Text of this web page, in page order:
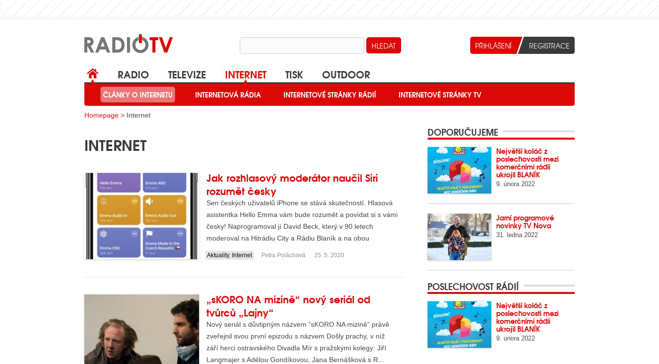
ČLÁNKY O RÁDIÍCH TELEVIZNÍ ČLÁNKY ČLÁNKY O INTERNETU TISKOVÁ SEKCE
RADIO TELEVIZE INTERNET
ČLÁNKY O INTERNETU INTERNETOVÁ RÁDIA INTERNETOVÉ STRÁNKY RÁDIÍ INTERNETOVÉ STRÁNKY TV
TISK OUTDOOR
Homepage > Internet
INTERNET
Jak rozhlasový moderátor naučil Siri
rozumět česky
Sen českých uživatelů iPhone se stává skutečností. Hlasová
asistentka Hello Emma vám bude rozumět a povídat si s vámi
česky! Naprogramoval jí David Beck, který v 90.letech
moderoval na Hitrádiu City a Rádiu Blaník a na obou
stanicích...
Aktuality, Internet Petra Poláchová 25. 5. 2020
„sKORO NA mizině“ nový seriál od
tvůrců „Lajny“
Nový seriál s důvtipným názvem “sKORO NA mizině” právě
zveřejnil svou první epizodu s názvem Došly prachy, v níž
září herci ostravského Divadla Mír s pražskými kolegy: Jiří
Langmajer s Adélou Gondíkovou, Jana Bernášková s R...
DOPORUČUJEME
Největší koláč z
poslechovosti mezi
komerčními rádii
ukrojil BLANÍK
9. února 2022
Jarní programové
novinky TV Nova
31. ledna 2022
POSLECHOVOST RÁDIÍ
Největší koláč z
poslechovosti mezi
komerčními rádii
ukrojil BLANÍK
9. února 2022